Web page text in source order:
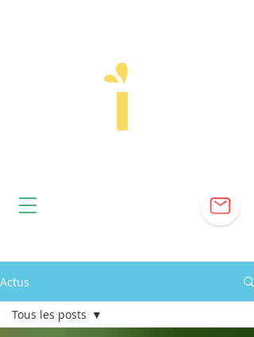
Actus
Tous les posts